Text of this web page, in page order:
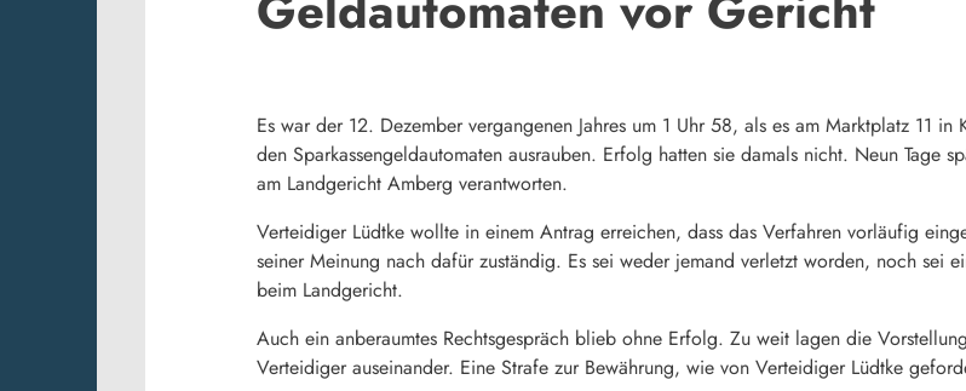
Es war der 12. Dezember vergangenen Jahres um 1 Uhr 58, als es am Marktplatz 11
den Sparkassengeldautomaten ausrauben. Erfolg hatten sie damals nicht. Neun Tage
am Landgericht Amberg verantworten.
Verteidiger Lüdtke wollte in einem Antrag erreichen, dass das Verfahren vorläufig
seiner Meinung nach dafür zuständig. Es sei weder jemand verletzt worden, noch sei
beim Landgericht.
Auch ein anberaumtes Rechtsgespräch blieb ohne Erfolg. Zu weit lagen die
Verteidiger auseinander. Eine Strafe zur Bewährung, wie von Verteidiger Lüdtke